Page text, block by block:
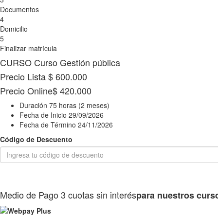
Documentos
4
Domicilio
5
Finalizar matrícula
CURSO Curso Gestión pública
Precio Lista$ 600.000
Precio Online$ 420.000
Duración 75 horas (2 meses)
Fecha de Inicio 29/09/2026
Fecha de Término 24/11/2026
Código de Descuento
Medio de Pago 3 cuotas sin interéspara nuestros